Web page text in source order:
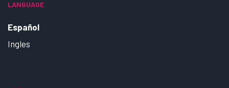
LANGUAGE
Español
Ingles